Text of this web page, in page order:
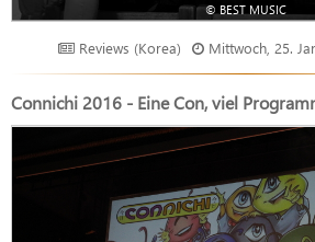
© BEST MUSIC
Reviews (Korea) Mittwoch, 25.
Connichi 2016 - Eine Con, viel